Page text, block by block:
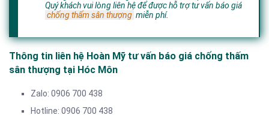
Quý khách vui lòng liên hệ để được hỗ trợ tư vấn báo giá
chống thấm sân thượng miễn phí.
Thông tin liên hệ Hoàn Mỹ tư vấn báo giá chống thấm
sân thượng tại Hóc Môn
Zalo: 0906 700 438
Hotline: 0906 700 438